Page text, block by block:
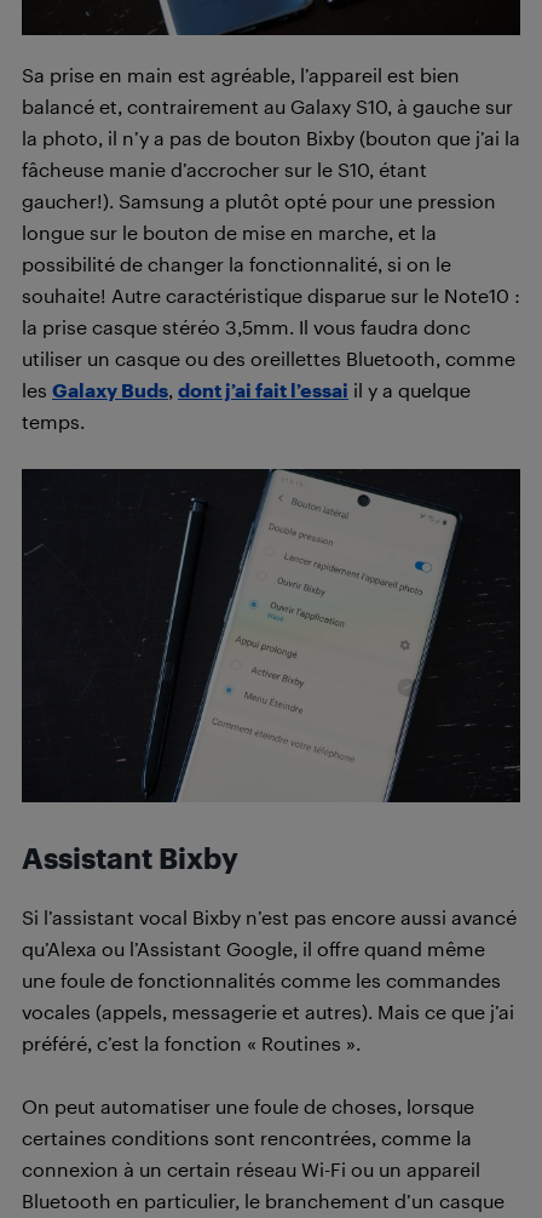
Sa prise en main est agréable, l’appareil est bien
balancé et, contrairement au Galaxy S10, à gauche sur
la photo, il n’y a pas de bouton Bixby (bouton que j’ai la
fâcheuse manie d’accrocher sur le S10, étant
gaucher!). Samsung a plutôt opté pour une pression
longue sur le bouton de mise en marche, et la
possibilité de changer la fonctionnalité, si on le
souhaite! Autre caractéristique disparue sur le Note10 :
la prise casque stéréo 3,5mm. Il vous faudra donc
utiliser un casque ou des oreillettes Bluetooth, comme
les Galaxy Buds, dont j’ai fait l’essai il y a quelque
temps.
Assistant Bixby
Si l’assistant vocal Bixby n’est pas encore aussi avancé
qu’Alexa ou l’Assistant Google, il offre quand même
une foule de fonctionnalités comme les commandes
vocales (appels, messagerie et autres). Mais ce que j’ai
préféré, c’est la fonction « Routines ».
On peut automatiser une foule de choses, lorsque
certaines conditions sont rencontrées, comme la
connexion à un certain réseau Wi-Fi ou un appareil
Bluetooth en particulier, le branchement d’un casque